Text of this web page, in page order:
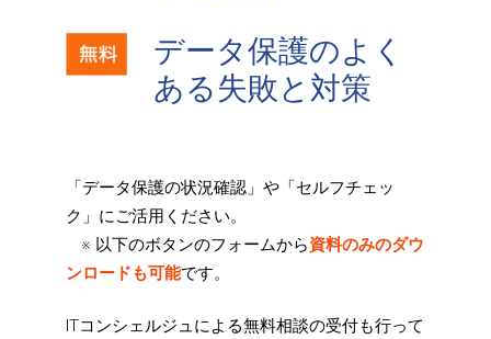
データ保護のよく
ある失敗と対策
「データ保護の状況確認」や「セルフチェッ
ク」にご活用ください。
※ 以下のボタンのフォームから資料のみのダウ
ンロードも可能です。
ITコンシェルジュによる無料相談の受付も行って